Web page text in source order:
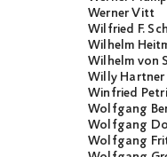
Werner Vitt
Wilfried F.
Wilhelm
Wilhelm von
Willy Hartner
Winfried Petri
Wolfgang
Wolfgang
Wolfgang